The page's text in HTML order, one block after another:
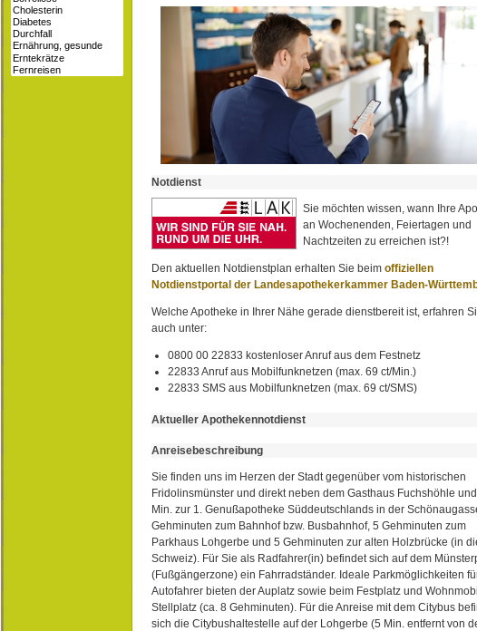
Notdienst
Sie möchten wissen, wann Ihre
an Wochenenden, Feiertagen und
Nachtzeiten zu erreichen ist?!
Den aktuellen Notdienstplan erhalten Sie beim offiziellen
Notdienstportal der Landesapothekerkammer Baden-
Welche Apotheke in Ihrer Nähe gerade dienstbereit ist, erfahren
auch unter:
0800 00 22833 kostenloser Anruf aus dem Festnetz
22833 Anruf aus Mobilfunknetzen (max. 69 ct/Min.)
22833 SMS aus Mobilfunknetzen (max. 69 ct/SMS)
Aktueller Apothekennotdienst
Anreisebeschreibung
Sie finden uns im Herzen der Stadt gegenüber vom historischen
Fridolinsmünster und direkt neben dem Gasthaus Fuchshöhle
Min. zur 1. Genußapotheke Süddeutschlands in der
Gehminuten zum Bahnhof bzw. Busbahnhof, 5 Gehminuten zum
Parkhaus Lohgerbe und 5 Gehminuten zur alten Holzbrücke (in
Schweiz). Für Sie als Radfahrer(in) befindet sich auf dem
(Fußgängerzone) ein Fahrradständer. Ideale Parkmöglichkeiten
Autofahrer bieten der Auplatz sowie beim Festplatz und
Stellplatz (ca. 8 Gehminuten). Für die Anreise mit dem Citybus
sich die Citybushaltestelle auf der Lohgerbe (5 Min. entfernt von